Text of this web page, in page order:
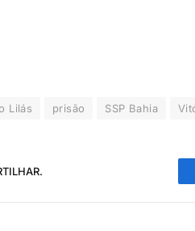
Lilás prisão SSP Bahia